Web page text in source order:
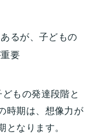
るが、子どもの
要
もの発達段階と
時期は、想像力が
となります。